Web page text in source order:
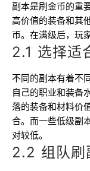
副本是刷金币的重
高价值的装备和其
币。在满级后，玩
2.1 选择适
不同的副本有着不
自己的职业和装备
落的装备和材料价
合。而一些低级副
对较低。
2.2 组队刷